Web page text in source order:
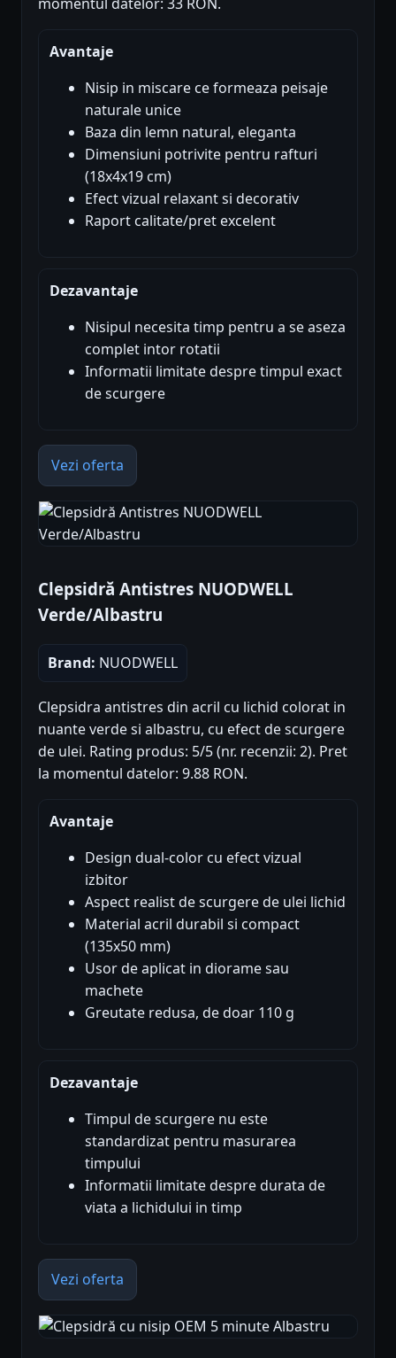
Avantaje
Nisip in miscare ce formeaza peisaje
naturale unice
Baza din lemn natural, eleganta
Dimensiuni potrivite pentru rafturi
(18x4x19 cm)
Efect vizual relaxant si decorativ
Raport calitate/pret excelent
Dezavantaje
Nisipul necesita timp pentru a se aseza
complet intor rotatii
Informatii limitate despre timpul exact
de scurgere
Vezi oferta
Clepsidră Antistres NUODWELL
Verde/Albastru
Brand: NUODWELL
Clepsidra antistres din acril cu lichid colorat in
nuante verde si albastru, cu efect de scurgere
de ulei. Rating produs: 5/5 (nr. recenzii: 2). Pret
la momentul datelor: 9.88 RON.
Avantaje
Design dual-color cu efect vizual
izbitor
Aspect realist de scurgere de ulei lichid
Material acril durabil si compact
(135x50 mm)
Usor de aplicat in diorame sau
machete
Greutate redusa, de doar 110 g
Dezavantaje
Timpul de scurgere nu este
standardizat pentru masurarea
timpului
Informatii limitate despre durata de
viata a lichidului in timp
Vezi oferta